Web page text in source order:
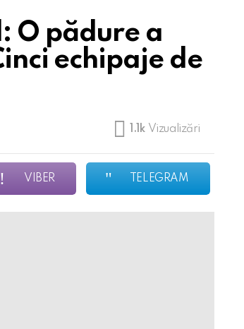
O pădure a
echipaje de
1.1k Vizualizări
VIBER TELEGRAM